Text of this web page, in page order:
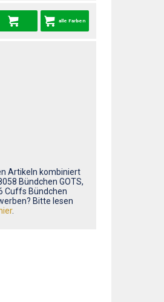
alle Farben
Artikeln kombiniert
Bündchen GOTS,
Cuffs Bündchen
Bitte lesen
hier.